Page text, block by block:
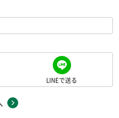
LINEで送る